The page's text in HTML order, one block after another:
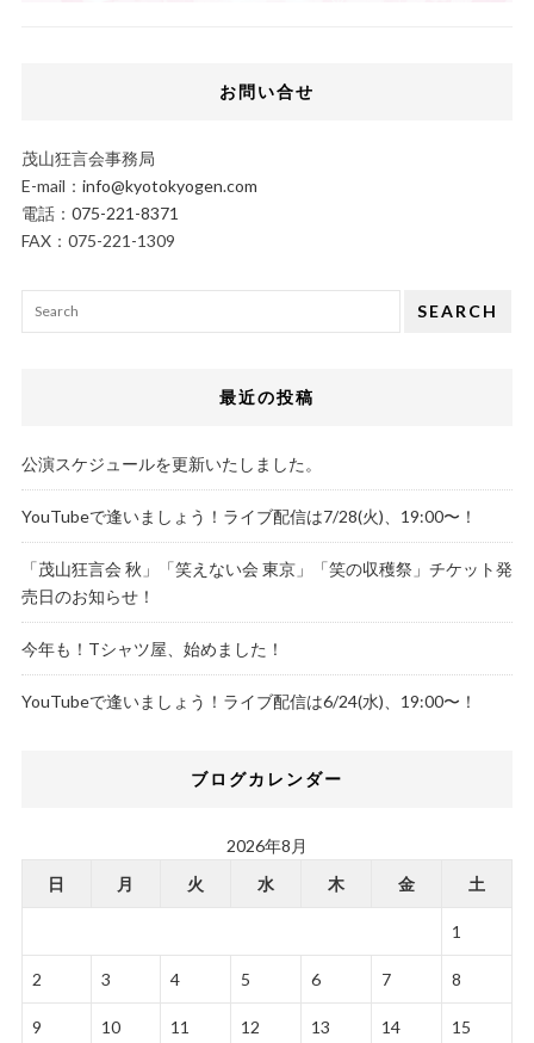
お問い合せ
茂山狂言会事務局
E-mail： info@kyotokyogen.com
電話： 075-221-8371
FAX：075-221-1309
SEARCH
最近の投稿
公演スケジュールを更新いたしました。
YouTubeで逢いましょう！ライブ配信は7/28(火)、19:00〜！
「茂山狂言会 秋」「笑えない会 東京」「笑の収穫祭」チケット発
売日のお知らせ！
今年も！Tシャツ屋、始めました！
YouTubeで逢いましょう！ライブ配信は6/24(水)、19:00〜！
ブログカレンダー
2026年8月
日
月 火 水 木 金 土
1
2 3 4 5 6 7 8
9 10 11 12 13 14 15